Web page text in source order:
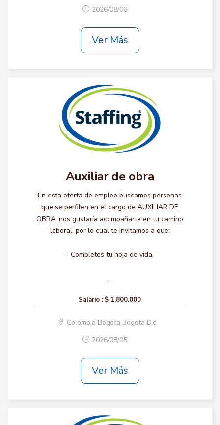
2026/08/06
Ver Más
Auxiliar de obra
En esta oferta de empleo buscamos personas
que se perfilen en el cargo de AUXILIAR DE
OBRA, nos gustaría acompañarte en tu camino
laboral, por lo cual te invitamos a que:
- Completes tu hoja de vida.
...
Salario : $ 1.800.000
Colombia Bogota Bogota D.c.
2026/08/05
Ver Más